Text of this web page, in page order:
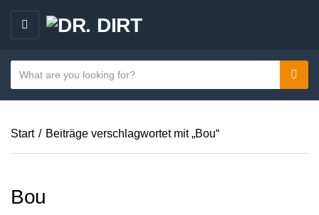
M
a
e
g
y
e
a
c
h
e
x
Start / Beiträge verschlagwortet mit „Bou“
Bou